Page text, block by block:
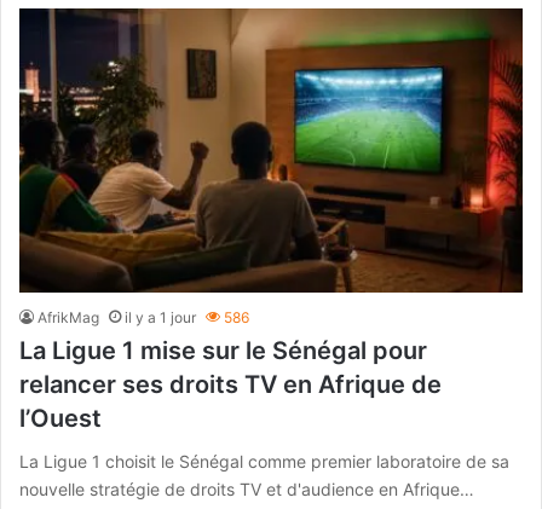
AfrikMag il y a 1 jour 586
La Ligue 1 mise sur le Sénégal pour
relancer ses droits TV en Afrique de
l’Ouest
La Ligue 1 choisit le Sénégal comme premier laboratoire de sa
nouvelle stratégie de droits TV et d'audience en Afrique…